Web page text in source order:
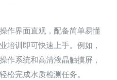
作界面直观，配备简单易懂
培训即可快速上手。例如，
作系统和高清液晶触摸屏，
松完成水质检测任务。